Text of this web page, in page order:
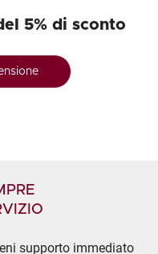
5% di sconto
supporto immediato